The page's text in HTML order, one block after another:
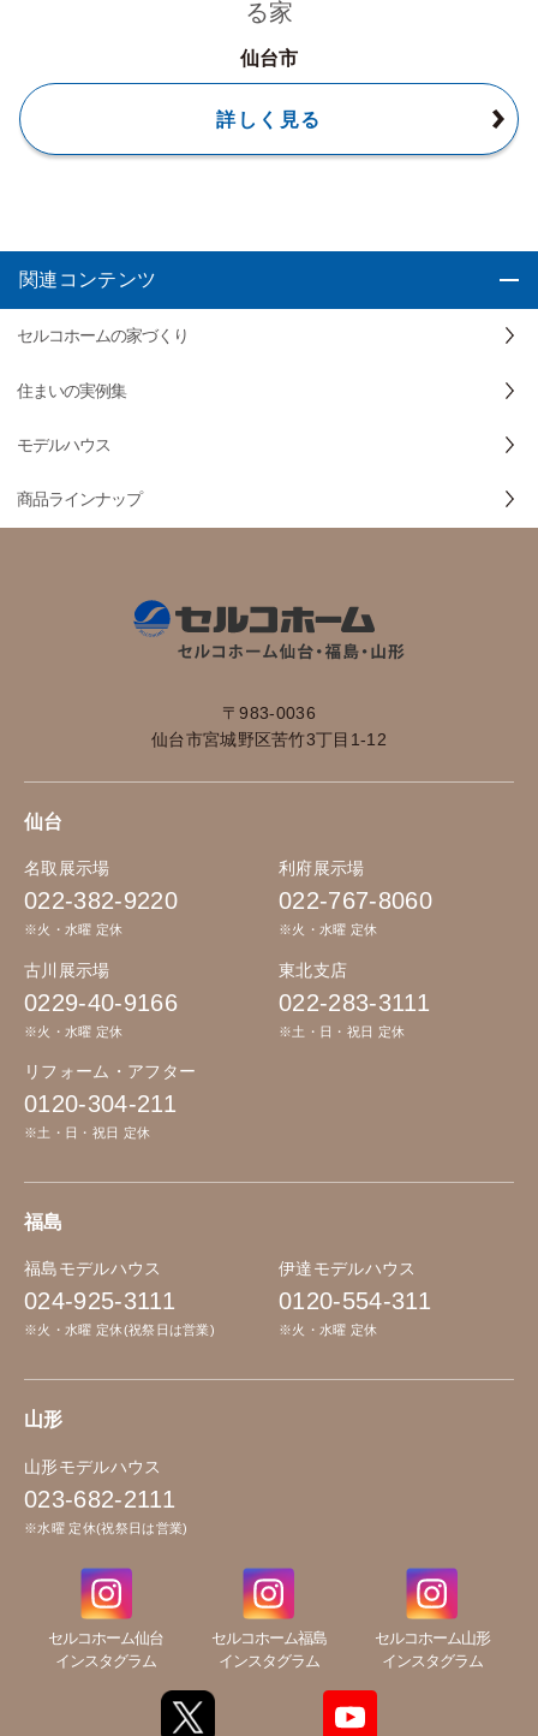
る家
仙台市
詳しく見る
関連コンテンツ
セルコホームの家づくり
住まいの実例集
モデルハウス
商品ラインナップ
〒983-0036
仙台市宮城野区苦竹3丁目1-12
仙台
名取展示場
022-382-9220
※火・水曜 定休
利府展示場
022-767-8060
※火・水曜 定休
古川展示場
0229-40-9166
※火・水曜 定休
東北支店
022-283-3111
※土・日・祝日 定休
リフォーム・アフター
0120-304-211
※土・日・祝日 定休
福島
福島モデルハウス
024-925-3111
※火・水曜 定休(祝祭日は営業)
伊達モデルハウス
0120-554-311
※火・水曜 定休
山形
山形モデルハウス
023-682-2111
※水曜 定休(祝祭日は営業)
セルコホーム仙台
インスタグラム
セルコホーム福島
インスタグラム
セルコホーム山形
インスタグラム